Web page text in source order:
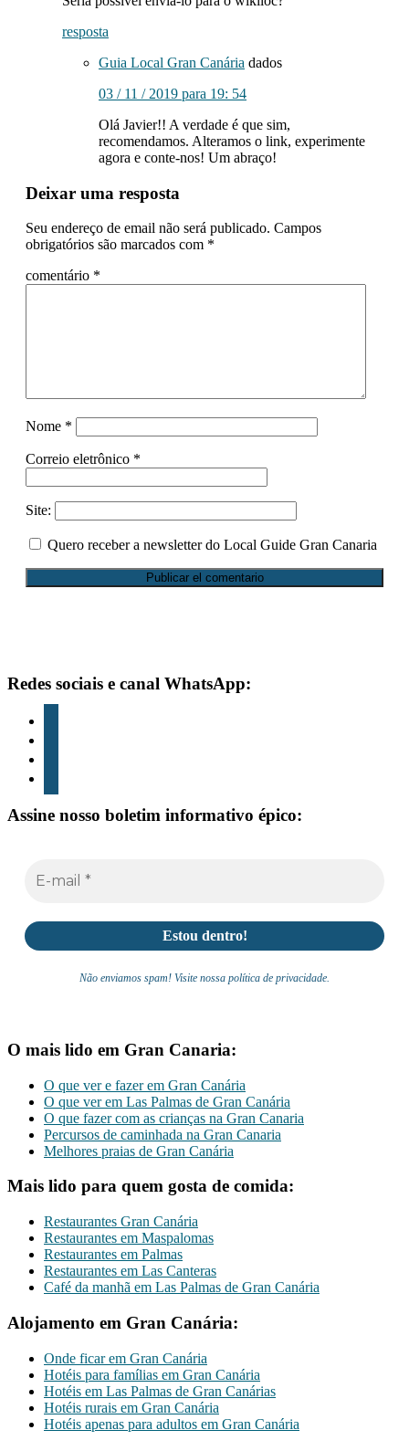
resposta
Guia Local Gran Canária dados
03 / 11 / 2019 para 19: 54
Olá Javier!! A verdade é que sim,
recomendamos. Alteramos o link, experimente
agora e conte-nos! Um abraço!
Deixar uma resposta
Seu endereço de email não será publicado. Campos
obrigatórios são marcados com *
comentário *
Nome *
Correio eletrônico *
Site:
Quero receber a newsletter do Local Guide Gran Canaria
Rodapé
Redes sociais e canal WhatsApp:
Assine nosso boletim informativo épico:
Não enviamos spam! Visite nossa política de privacidade.
O mais lido em Gran Canaria:
O que ver e fazer em Gran Canária
O que ver em Las Palmas de Gran Canária
O que fazer com as crianças na Gran Canaria
Percursos de caminhada na Gran Canaria
Melhores praias de Gran Canária
Mais lido para quem gosta de comida:
Restaurantes Gran Canária
Restaurantes em Maspalomas
Restaurantes em Palmas
Restaurantes em Las Canteras
Café da manhã em Las Palmas de Gran Canária
Alojamento em Gran Canária:
Onde ficar em Gran Canária
Hotéis para famílias em Gran Canária
Hotéis em Las Palmas de Gran Canárias
Hotéis rurais em Gran Canária
Hotéis apenas para adultos em Gran Canária